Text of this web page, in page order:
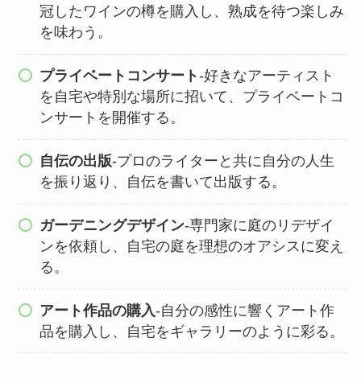
冠したワインの樽を購入し、熟成を待つ楽しみ
を味わう。
プライベートコンサート-好きなアーティスト
を自宅や特別な場所に招いて、プライベートコ
ンサートを開催する。
自伝の出版-プロのライターと共に自分の人生
を振り返り、自伝を書いて出版する。
ガーデニングデザイン-専門家に庭のリデザイ
ンを依頼し、自宅の庭を理想のオアシスに変え
る。
アート作品の購入-自分の感性に響くアート作
品を購入し、自宅をギャラリーのように彩る。